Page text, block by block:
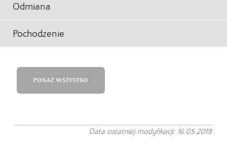
Odmiana
Pochodzenie
POKAŻ WSZYSTKO
Data ostatniej modyfikacji: 16.05.2019